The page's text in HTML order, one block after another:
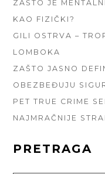
ZAŠTO JE
KAO FIZIČKI?
GILI OSTRVA –
LOMBOKA
ZAŠTO JASNO
OBEZBEĐUJU
PET TRUE CRIME
NAJMRAČNIJE
PRETRAGA